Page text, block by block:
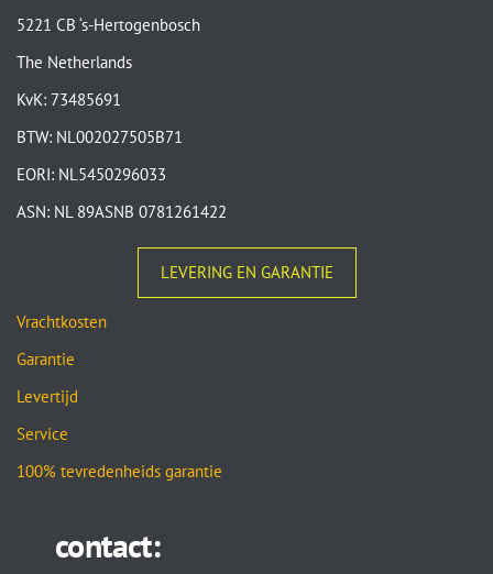
5221 CB ‘s-Hertogenbosch
The Netherlands
KvK: 73485691
BTW: NL002027505B71
EORI: NL5450296033
ASN: NL 89ASNB 0781261422
LEVERING EN GARANTIE
Vrachtkosten
Garantie
Levertijd
Service
100% tevredenheids garantie
contact: